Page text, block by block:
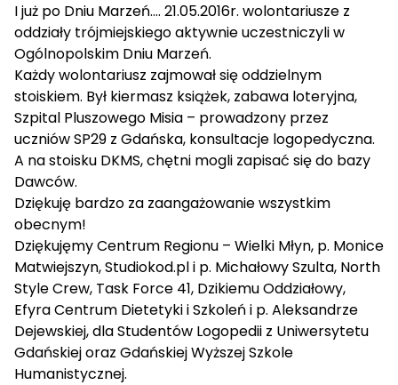
I już po Dniu Marzeń…. 21.05.2016r. wolontariusze z
oddziały trójmiejskiego aktywnie uczestniczyli w
Ogólnopolskim Dniu Marzeń.
Każdy wolontariusz zajmował się oddzielnym
stoiskiem. Był kiermasz książek, zabawa loteryjna,
Szpital Pluszowego Misia – prowadzony przez
uczniów SP29 z Gdańska, konsultacje logopedyczna.
A na stoisku DKMS, chętni mogli zapisać się do bazy
Dawców.
Dziękuję bardzo za zaangażowanie wszystkim
obecnym!
Dziękujęmy Centrum Regionu – Wielki Młyn, p. Monice
Matwiejszyn, Studiokod.pl i p. Michałowy Szulta, North
Style Crew, Task Force 41, Dzikiemu Oddziałowy,
Efyra Centrum Dietetyki i Szkoleń i p. Aleksandrze
Dejewskiej, dla Studentów Logopedii z Uniwersytetu
Gdańskiej oraz Gdańskiej Wyższej Szkole
Humanistycznej.